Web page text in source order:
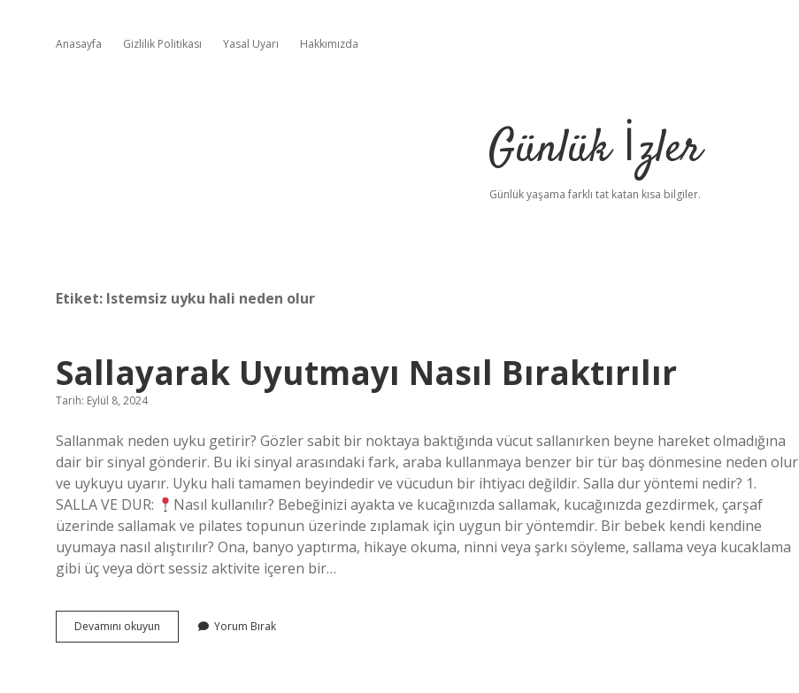
Anasayfa Gizlilik Politikası Yasal Uyarı Hakkımızda
Günlük İzler
Günlük yaşama farklı tat katan kısa bilgiler.
Etiket: Istemsiz uyku hali neden olur
Sallayarak Uyutmayı Nasıl Bıraktırılır
Tarih: Eylül 8, 2024
Sallanmak neden uyku getirir? Gözler sabit bir noktaya baktığında vücut sallanırken beyne hareket olmadığına
dair bir sinyal gönderir. Bu iki sinyal arasındaki fark, araba kullanmaya benzer bir tür baş dönmesine neden olur
ve uykuyu uyarır. Uyku hali tamamen beyindedir ve vücudun bir ihtiyacı değildir. Salla dur yöntemi nedir? 1.
SALLA VE DUR:
Nasıl kullanılır? Bebeğinizi ayakta ve kucağınızda sallamak, kucağınızda gezdirmek, çarşaf
üzerinde sallamak ve pilates topunun üzerinde zıplamak için uygun bir yöntemdir. Bir bebek kendi kendine
uyumaya nasıl alıştırılır? Ona, banyo yaptırma, hikaye okuma, ninni veya şarkı söyleme, sallama veya kucaklama
gibi üç veya dört sessiz aktivite içeren bir…
Devamını okuyun Sallayarak
Uyutmayı
Yorum Bırak